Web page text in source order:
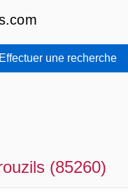
Effectuer une recherche
(85260)